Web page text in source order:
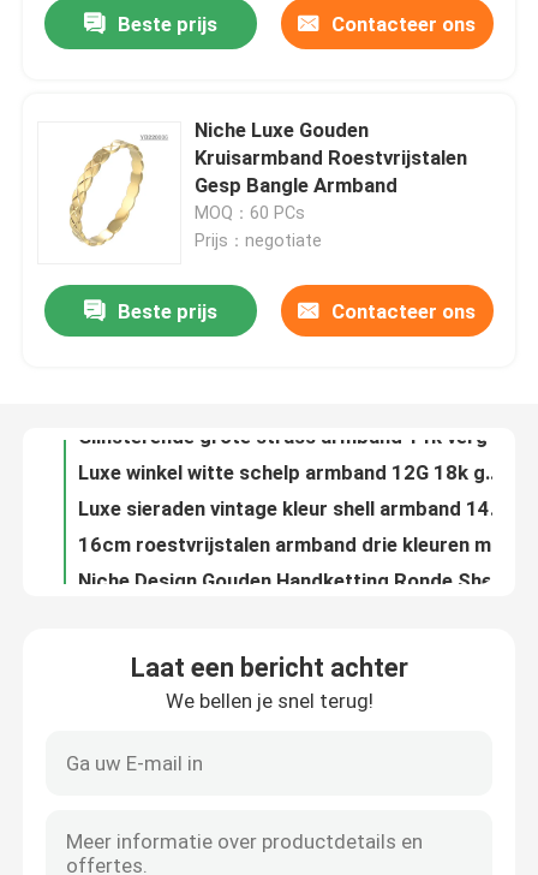
Huis
Producten
Ongeveer ons
Kwaliteitscontrole
Contacteer ons
Een halsketting van roestvrij staal op voorraad
Beste prijs Contacteer ons
Niche Luxe Gouden
Kruisarmband Roestvrijstalen
Gesp Bangle Armband
MOQ：60 PCs
Prijs：negotiate
Beste prijs Contacteer ons
Van het paar grote diamanten van roestvrij staaljuwelen de armband14k gouden regelbare armbanden
Laat een bericht achter
We bellen je snel terug!